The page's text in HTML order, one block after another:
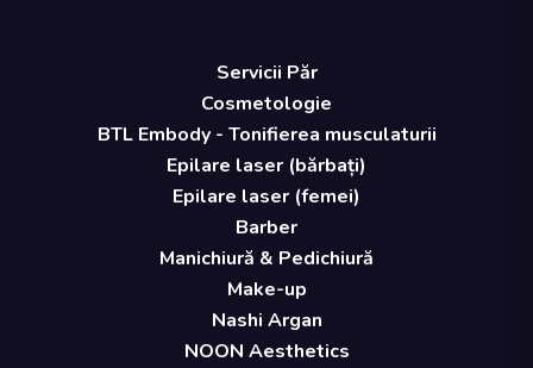
Servicii Păr
Cosmetologie
BTL Embody - Tonifierea musculaturii
Epilare laser (bărbați)
Epilare laser (femei)
Barber
Manichiură & Pedichiură
Make-up
Nashi Argan
NOON Aesthetics